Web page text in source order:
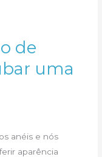
de
uma
anéis e nós
aparência